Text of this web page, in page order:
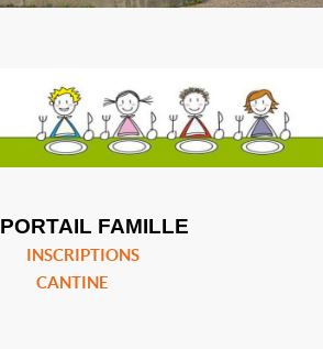
PORTAIL FAMILLE
INSCRIPTIONS
CANTINE